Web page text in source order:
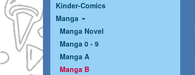
Kinder-Comics
Manga
Manga Novel
Manga 0 - 9
Manga A
Manga B